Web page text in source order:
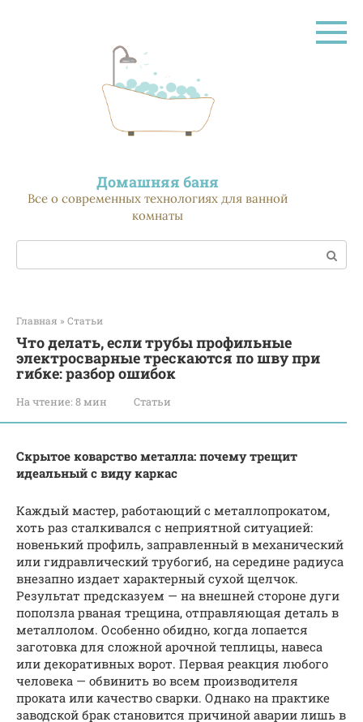
Домашняя баня
Все о современных технологиях для ванной
комнаты
Поиск:
Главная » Статьи
Что делать, если трубы профильные
электросварные трескаются по шву при
гибке: разбор ошибок
На чтение: 8 мин Статьи
Скрытое коварство металла: почему трещит
идеальный с виду каркас
Каждый мастер, работающий с металлопрокатом,
хоть раз сталкивался с неприятной ситуацией:
новенький профиль, заправленный в механический
или гидравлический трубогиб, на середине радиуса
внезапно издает характерный сухой щелчок.
Результат предсказуем — на внешней стороне дуги
поползла рваная трещина, отправляющая деталь в
металлолом. Особенно обидно, когда лопается
заготовка для сложной арочной теплицы, навеса
или декоративных ворот. Первая реакция любого
человека — обвинить во всем производителя
проката или качество сварки. Однако на практике
заводской брак становится причиной аварии лишь в